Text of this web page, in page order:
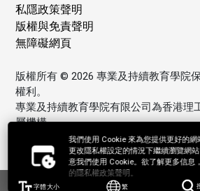
我們使用 Cookie 來為您提供更好的網
更改隱私權設定的情況下繼續瀏覽網
意我們使用 Cookie。欲了解更多信息
的隱私權政策聲明。
字體大小 繁
私隱政策聲明
版權與免責聲明
無障礙網頁
版權所有 © 2026 專業及持續教育學院
權利。
專業及持續教育學院有限公司為香港理
屬機構。